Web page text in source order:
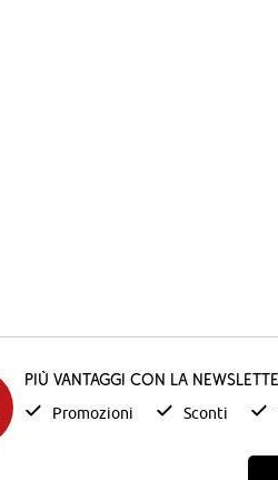
Più vantaggi con la
Promozioni Sconti